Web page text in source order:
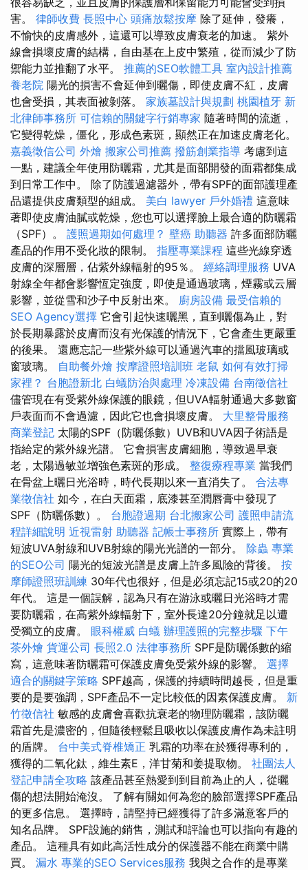
害。 律師收費 長照中心 頭痛放鬆按摩 除了延伸，發癢，
不愉快的皮膚感外，這還可以導致皮膚衰老的加速。 紫外
線會損壞皮膚的結構，自由基在上皮中繁殖，從而減少了防
禦能力並推翻了水平。 推薦的SEO軟體工具 室內設計推薦
養老院 陽光的損害不會延伸到曬傷，即使皮膚不紅，皮膚
也會受損，其表面被剝落。 家族墓設計與規劃 桃園植牙 新
北律師事務所 可信賴的關鍵字行銷專家 隨著時間的流逝，
它變得乾燥，僵化，形成色素斑，顯然正在加速皮膚老化。
嘉義徵信公司 外燴 搬家公司推薦 撥筋創業指導 考慮到這
一點，建議全年使用防曬霜，尤其是面部開發的面霜都集成
到日常工作中。 除了防護過濾器外，帶有SPF的面部護理產
品還提供皮膚類型的組成。 美白 lawyer 戶外婚禮 這意味
著即使皮膚油膩或乾燥，您也可以選擇臉上最合適的防曬霜
（SPF）。 護照過期如何處理？ 壁癌 助聽器 許多面部防曬
產品的作用不受化妝的限制。 指壓專業課程 這些光線穿透
皮膚的深層層，佔紫外線輻射的95％。 經絡調理服務 UVA
射線全年都會影響恆定強度，即使是通過玻璃，煙霧或云層
影響，並從雪和沙子中反射出來。 廚房設備 最受信賴的
SEO Agency選擇 它會引起快速曬黑，直到曬傷為止，對
於長期暴露於皮膚而沒有光保護的情況下，它會產生更嚴重
的後果。 還應忘記一些紫外線可以通過汽車的擋風玻璃或
窗玻璃。 自助餐外燴 按摩證照培訓班 老鼠 如何有效打掃
家裡？ 台胞證新北 白蟻防治與處理 冷凍設備 台南徵信社
儘管現在有受紫外線保護的眼鏡，但UVA輻射通過大多數窗
戶表面而不會過濾，因此它也會損壞皮膚。 大里整骨服務
商業登記 太陽的SPF（防曬係數）UVB和UVA因子術語是
指給定的紫外線光譜。 它會損害皮膚細胞，導致過早衰
老，太陽過敏並增強色素斑的形成。 整復療程專業 當我們
在骨盆上曬日光浴時，時代長期以來一直消失了。 合法專
業徵信社 如今，在白天面霜，底漆甚至潤唇膏中發現了
SPF（防曬係數）。 台胞證過期 台北搬家公司 護照申請流
程詳細說明 近視雷射 助聽器 記帳士事務所 實際上，帶有
短波UVA射線和UVB射線的陽光光譜的一部分。 除蟲 專業
的SEO公司 陽光的短波光譜是皮膚上許多風險的背後。 按
摩師證照班訓練 30年代也很好，但是必須忘記15或20的20
年代。 這是一個誤解，認為只有在游泳或曬日光浴時才需
要防曬霜，在高紫外線輻射下，室外長達20分鐘就足以遭
受獨立的皮膚。 眼科權威 白蟻 辦理護照的完整步驟 下午
茶外燴 貨運公司 長照2.0 法律事務所 SPF是防曬係數的縮
寫，這意味著防曬霜可保護皮膚免受紫外線的影響。 選擇
適合的關鍵字策略 SPF越高，保護的持續時間越長，但是重
要的是要強調，SPF產品不一定比較低的因素保護皮膚。 新
竹徵信社 敏感的皮膚會喜歡抗衰老的物理防曬霜，該防曬
霜首先是濃密的，但隨後輕鬆且吸收以保護皮膚作為未註明
的盾牌。 台中美式脊椎矯正 乳霜的功率在於獲得專利的，
獲得的二氧化鈦，維生素E，洋甘菊和姜提取物。 社團法人
登記申請全攻略 該產品甚至熱愛到到目前為止的人，從曬
傷的想法開始淹沒。 了解有關如何為您的臉部選擇SPF產品
的更多信息。 選擇時，請堅持已經獲得了許多滿意客戶的
知名品牌。 SPF設施的銷售，測試和評論也可以指向有趣的
產品。 這種具有如此高活性成分的保護器不能在商業中購
買。 漏水 專業的SEO Services服務 我與之合作的是專業